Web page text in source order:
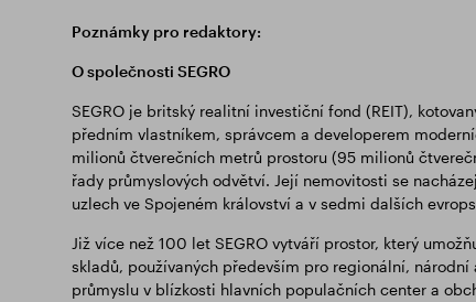
Poznámky pro redaktory:
O společnosti SEGRO
SEGRO je britský realitní investiční fond (REIT),
předním vlastníkem, správcem a developerem
milionů čtverečních metrů prostoru (95 milionů
řady průmyslových odvětví. Její nemovitosti se
uzlech ve Spojeném království a v sedmi dalších
Již více než 100 let SEGRO vytváří prostor, který
skladů, používaných především pro regionální,
průmyslu v blízkosti hlavních populačních center a